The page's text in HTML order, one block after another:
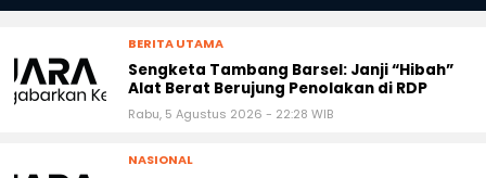
BERITA UTAMA
Sengketa Tambang Barsel: Janji “Hibah”
Alat Berat Berujung Penolakan di RDP
Rabu, 5 Agustus 2026 - 22:28 WIB
NASIONAL